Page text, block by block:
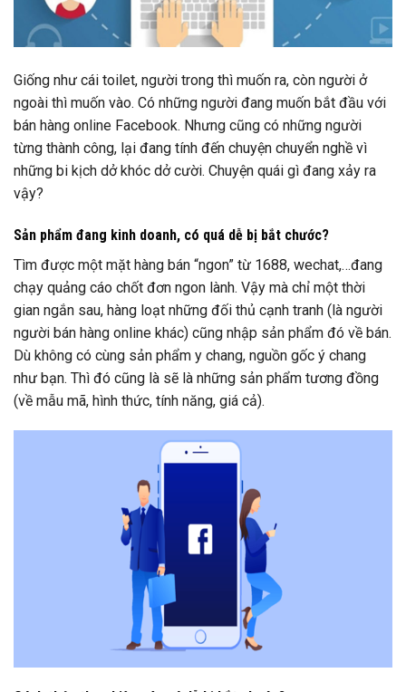
Giống như cái toilet, người trong thì muốn ra, còn người ở
ngoài thì muốn vào. Có những người đang muốn bắt đầu với
bán hàng online Facebook. Nhưng cũng có những người
từng thành công, lại đang tính đến chuyện chuyển nghề vì
những bi kịch dở khóc dở cười. Chuyện quái gì đang xảy ra
vậy?
Sản phẩm đang kinh doanh, có quá dễ bị bắt chước?
Tìm được một mặt hàng bán “ngon” từ 1688, wechat,…đang
chạy quảng cáo chốt đơn ngon lành. Vậy mà chỉ một thời
gian ngắn sau, hàng loạt những đối thủ cạnh tranh (là người
người bán hàng online khác) cũng nhập sản phẩm đó về bán.
Dù không có cùng sản phẩm y chang, nguồn gốc ý chang
như bạn. Thì đó cũng là sẽ là những sản phẩm tương đồng
(về mẫu mã, hình thức, tính năng, giá cả).